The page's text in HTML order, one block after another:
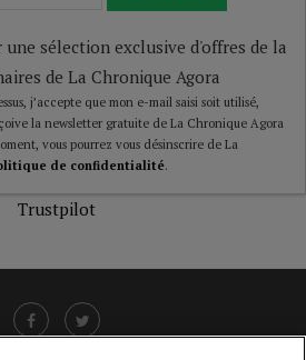
une sélection exclusive d'offres de la
de La Chronique Agora
j’accepte que mon e-mail saisi soit utilisé,
la newsletter gratuite de La Chronique Agora
vous pourrez vous désinscrire de La
de confidentialité.
Trustpilot